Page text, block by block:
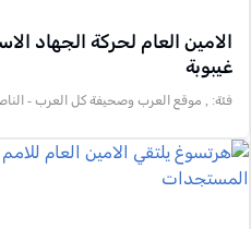
الامين العام لحركة الجهاد
غيبوبة
فئة: , موقع العرب وصحيفة كل العرب - الناصرة , 2018-04-10